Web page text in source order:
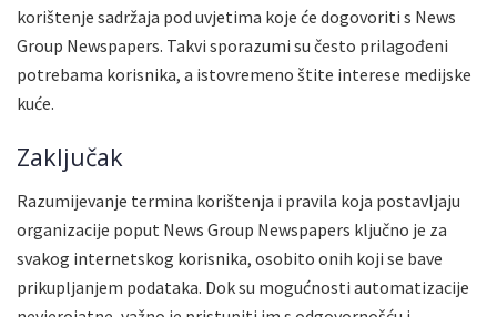
korištenje sadržaja pod uvjetima koje će dogovoriti s News
Group Newspapers. Takvi sporazumi su često prilagođeni
potrebama korisnika, a istovremeno štite interese medijske
kuće.
Zaključak
Razumijevanje termina korištenja i pravila koja postavljaju
organizacije poput News Group Newspapers ključno je za
svakog internetskog korisnika, osobito onih koji se bave
prikupljanjem podataka. Dok su mogućnosti automatizacije